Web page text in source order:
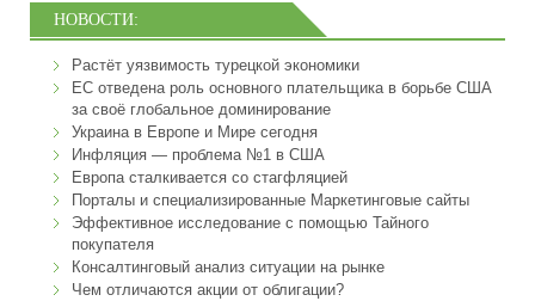
НОВОСТИ:
Растёт уязвимость турецкой экономики
ЕС отведена роль основного плательщика в борьбе США
за своё глобальное доминирование
Украина в Европе и Мире сегодня
Инфляция — проблема №1 в США
Европа сталкивается со стагфляцией
Порталы и специализированные Маркетинговые сайты
Эффективное исследование с помощью Тайного
покупателя
Консалтинговый анализ ситуации на рынке
Чем отличаются акции от облигации?